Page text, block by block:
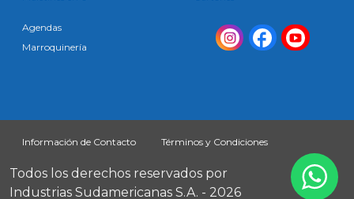
Agendas
Marroquinería
Información de Contacto Términos y Condiciones
Todos los derechos reservados por
Industrias Sudamericanas S.A. - 2026